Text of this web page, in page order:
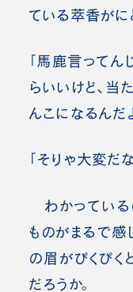
ている萃香がに
「馬鹿言って
らいいけど、当
んこになるんだ
「そりゃ大変だな
わかっている
ものがまるで感
の眉がぴくぴく
だろうか。